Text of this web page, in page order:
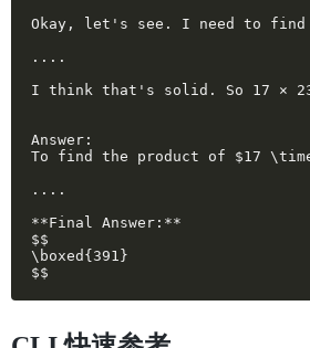
Okay, let's see. I need to find
....
I think that's solid. So 17 ×
Answer:
To find the product of $17
....
**Final Answer:**
$$
\boxed{391}
$$